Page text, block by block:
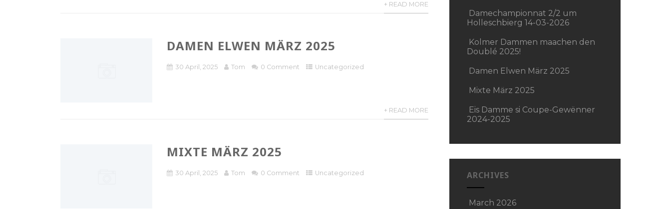
+ READ MORE
DAMEN ELWEN MÄRZ 2025
30 April, 2025 Tom 0 Comment Uncategorized
+ READ MORE
MIXTE MÄRZ 2025
30 April, 2025 Tom 0 Comment Uncategorized
Damechampionnat 2/2 um
Holleschbierg 14-03-2026
Kolmer Dammen maachen den
Doublé 2025!
Damen Elwen März 2025
Mixte März 2025
Eis Damme si Coupe-Gewënner
2024-2025
ARCHIVES
March 2026